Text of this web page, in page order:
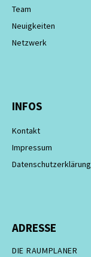
Team
Neuigkeiten
Netzwerk
INFOS
Kontakt
Impressum
Datenschutzerklärung
ADRESSE
DIE RAUMPLANER